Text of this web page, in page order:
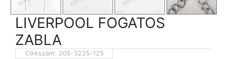
LIVERPOOL FOGATOS
ZABLA
Cikkszám: 205-3235-125